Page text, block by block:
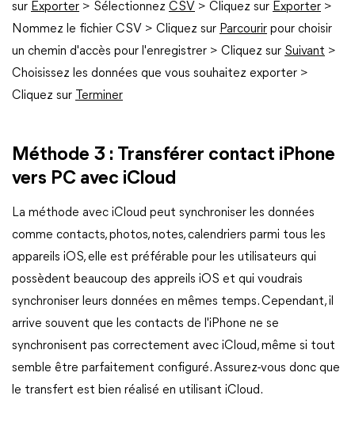
sur Exporter > Sélectionnez CSV > Cliquez sur Exporter >
Nommez le fichier CSV > Cliquez sur Parcourir pour choisir
un chemin d'accès pour l'enregistrer > Cliquez sur Suivant >
Choisissez les données que vous souhaitez exporter >
Cliquez sur
Terminer
Méthode 3 : Transférer contact iPhone
vers PC avec iCloud
La méthode avec iCloud peut synchroniser les données
comme contacts, photos, notes, calendriers parmi tous les
appareils iOS, elle est préférable pour les utilisateurs qui
possèdent beaucoup des appreils iOS et qui voudrais
synchroniser leurs données en mêmes temps. Cependant, il
arrive souvent que les contacts de l'iPhone ne se
synchronisent pas correctement avec iCloud, même si tout
semble être parfaitement configuré. Assurez-vous donc que
le transfert est bien réalisé en utilisant iCloud.